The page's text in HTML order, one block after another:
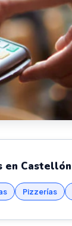
en
Pizzerías